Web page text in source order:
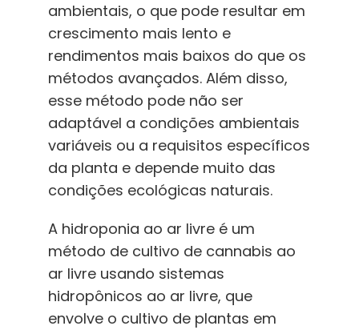
ambientais, o que pode resultar em
crescimento mais lento e
rendimentos mais baixos do que os
métodos avançados. Além disso,
esse método pode não ser
adaptável a condições ambientais
variáveis ou a requisitos específicos
da planta e depende muito das
condições ecológicas naturais.
A hidroponia ao ar livre é um
método de cultivo de cannabis ao
ar livre usando sistemas
hidropônicos ao ar livre, que
envolve o cultivo de plantas em